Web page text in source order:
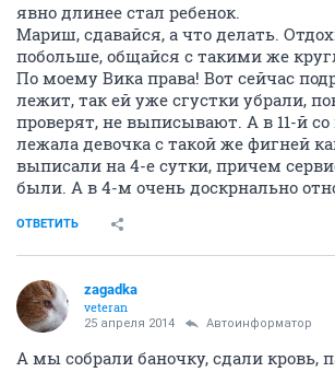
явно длинее стал ребенок.
Мариш, сдавайся, а что делать.
побольше, общайся с такими же
По моему Вика права! Вот сейчас
лежит, так ей уже сгустки убрали,
проверят, не выписывают. А в 11-й
лежала девочка с такой же фигней
выписали на 4-е сутки, причем
были. А в 4-м очень доскрнально
ОТВЕТИТЬ
zagadka
veteran
25 апреля 2014 Автоинформатор
А мы собрали баночку, сдали кровь,